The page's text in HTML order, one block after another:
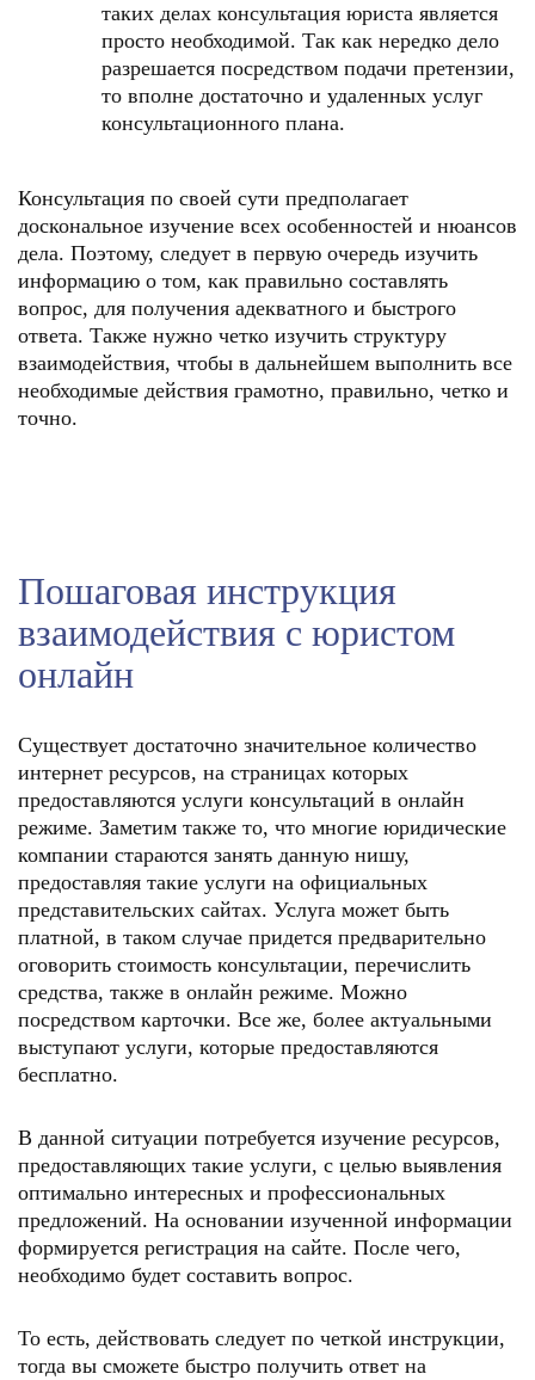
таких делах консультация юриста является
просто необходимой. Так как нередко дело
разрешается посредством подачи претензии,
то вполне достаточно и удаленных услуг
консультационного плана.
Консультация по своей сути предполагает
доскональное изучение всех особенностей и нюансов
дела. Поэтому, следует в первую очередь изучить
информацию о том, как правильно составлять
вопрос, для получения адекватного и быстрого
ответа. Также нужно четко изучить структуру
взаимодействия, чтобы в дальнейшем выполнить все
необходимые действия грамотно, правильно, четко и
точно.
Пошаговая инструкция
взаимодействия с юристом
онлайн
Существует достаточно значительное количество
интернет ресурсов, на страницах которых
предоставляются услуги консультаций в онлайн
режиме. Заметим также то, что многие юридические
компании стараются занять данную нишу,
предоставляя такие услуги на официальных
представительских сайтах. Услуга может быть
платной, в таком случае придется предварительно
оговорить стоимость консультации, перечислить
средства, также в онлайн режиме. Можно
посредством карточки. Все же, более актуальными
выступают услуги, которые предоставляются
бесплатно.
В данной ситуации потребуется изучение ресурсов,
предоставляющих такие услуги, с целью выявления
оптимально интересных и профессиональных
предложений. На основании изученной информации
формируется регистрация на сайте. После чего,
необходимо будет составить вопрос.
То есть, действовать следует по четкой инструкции,
тогда вы сможете быстро получить ответ на